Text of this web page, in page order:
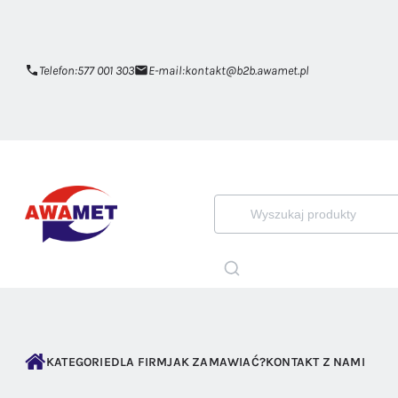
Telefon:577 001 303 E-mail:kontakt@b2b.awamet.pl
KATEGORIEDLA FIRMJAK ZAMAWIAĆ?KONTAKT Z NAMI